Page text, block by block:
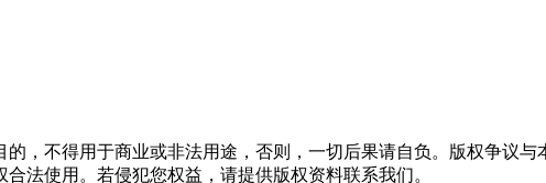
，不得用于商业或非法用途，否则，一切后果请自负。版权争议
法使用。若侵犯您权益，请提供版权资料联系我们。